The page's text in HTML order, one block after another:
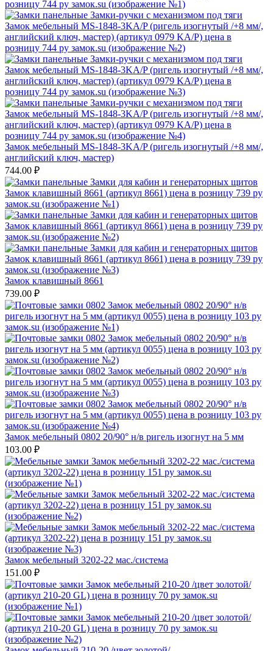
Замок мебельный MS-1848-3KA/P (ригель изогнутый /+8 мм/,
английский ключ, мастер)
744.00 ₽
Замок клавишный 8661
739.00 ₽
Замок мебельный 0802 20/90° н/в ригель изогнут на 5 мм
103.00 ₽
Замок мебельный 3202-22 мас./система
151.00 ₽